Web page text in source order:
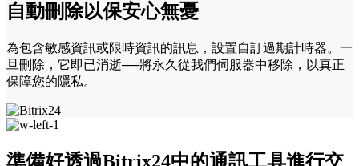
自動刪除以保安心無憂
為包含敏感資訊或限時資訊的訊息，設置自訂過期計時器。一
旦刪除，它即已消逝──將永久從我們伺服器中移除，以真正
保障您的隱私。
準備好透過Bitrix24中的通訊工具進行交